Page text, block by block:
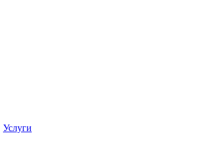
Услуги